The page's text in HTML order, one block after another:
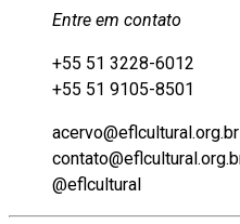
Entre em contato
+55 51 3228-6012
+55 51 9105-8501
acervo@eflcultural.org.br
@eflcultural